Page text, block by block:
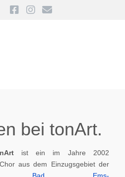
bei tonArt.
ist ein im Jahre 2002
aus dem Einzugsgebiet der